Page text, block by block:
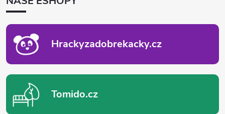
A
Hrackyzadobrekacky.cz
Tomido.cz